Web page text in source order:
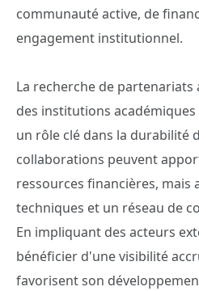
communauté active, de
engagement institutionnel.
La recherche de partenariats
des institutions
un rôle clé dans la durabilité
collaborations peuvent
ressources financières, mais
techniques et un réseau de
En impliquant des acteurs
bénéficier d'une visibilité
favorisent son